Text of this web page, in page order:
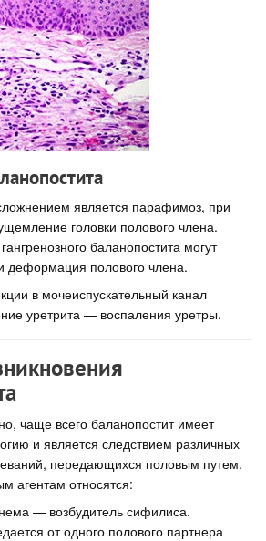
является парафимоз, при
головки полового члена.
баланопостита могут
деформация полового члена.
в мочеиспускательный канал
уретрита — воспаления уретры.
чаще всего баланопостит имеет
и является следствием различных
передающихся половым путем.
агентам относятся:
— возбудитель сифилиса.
от одного полового партнера